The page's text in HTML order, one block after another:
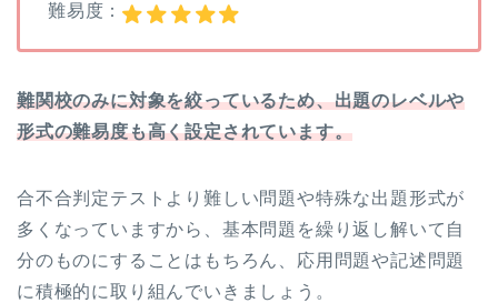
難易度：
難関校のみに対象を絞っているため、出題のレベルや
形式の難易度も高く設定されています。
合不合判定テストより難しい問題や特殊な出題形式が
多くなっていますから、基本問題を繰り返し解いて自
分のものにすることはもちろん、応用問題や記述問題
に積極的に取り組んでいきましょう。